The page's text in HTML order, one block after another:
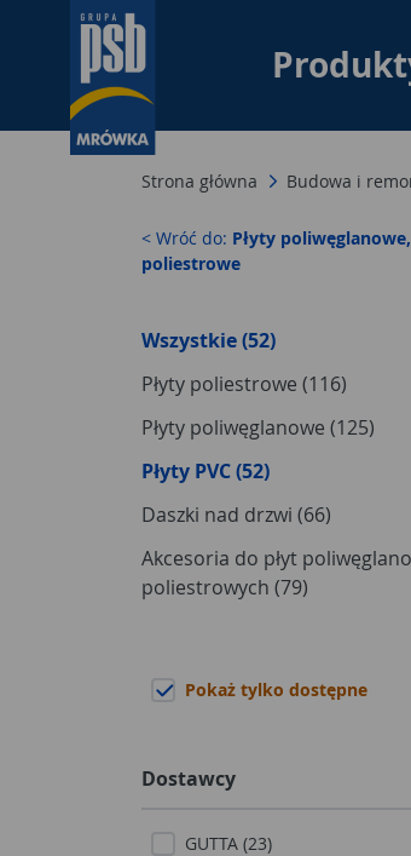
Strona główna Budowa i
< Wróć do: Płyty poliwęglanowe,
poliestrowe
Wszystkie (52)
Płyty poliestrowe (116)
Płyty poliwęglanowe (125)
Płyty PVC (52)
Daszki nad drzwi (66)
Akcesoria do płyt
poliestrowych (79)
Pokaż tylko dostępne
Dostawcy
GUTTA (23)